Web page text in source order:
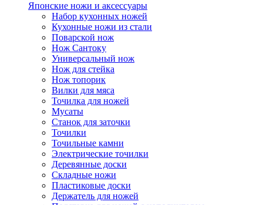
Японские ножи и аксессуары
Набор кухонных ножей
Кухонные ножи из стали
Поварской нож
Нож Сантоку
Универсальный нож
Нож для стейка
Нож топорик
Вилки для мяса
Точилка для ножей
Мусаты
Станок для заточки
Точилки
Точильные камни
Электрические точилки
Деревянные доски
Складные ножи
Пластиковые доски
Держатель для ножей